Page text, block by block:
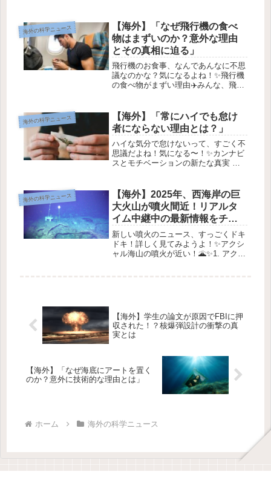
もっと効く痛みを味わっているの？」
ってこと。例えば、出産は痛みの象徴
の一...
海外の科学ニュース
【海外】「なぜ飛行機の食べ
物はまずいのか？意外な理由
とその真相に迫る」
飛行機のお食事、なんであんなに不思
議なのかな？気になるよね！✨飛行機
の食べ物がまずい理由✈️みんな、飛行
まずいのはシェフのせいだけじゃなく
て、色んな要因が関係してるんだ
よ。...
海外の科学ニュース
【海外】「常にハイでも怠け
者にならない理由とは？」
ハイな気分で怠けないって、すごく不
思議だよね！気になる〜！✨カンナビ
スとモチベーションの新たな真実 🌿1.
いる人々は必ずしも「怠け者」ではな
いかもしれません。新しい研究に...
海外の科学ニュース
【海外】2025年、西海岸の巨
大火山が噴火間近！リアルタ
イム中継中の最新情報をチェ
ック！
新しい噴火のニュース、すっごくドキ
ドキ！詳しく見てみようよ！✨アクシ
ャル海山の噴火が近い！🌋✨1. アクシ
【海外】学生の論文が原因でFBIに押
収された！？核爆弾設計の衝撃の真
実とは
【海外】「なぜ海底にアートを置く
のか？意外に技術的な理由とは」
ホーム 海外の科学ニュース